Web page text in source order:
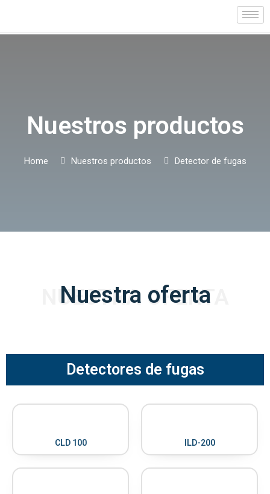
content
Nuestros productos
Home Nuestros productos Detector de fugas
NUESTRA OFERTA
Nuestra oferta
Detectores de fugas
CLD 100 ILD-200